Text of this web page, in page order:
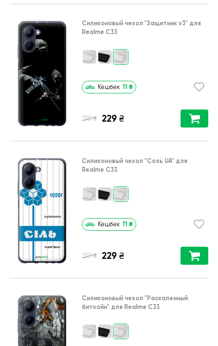
Силиконовый чехол "Защитник v3" для
Realme C33
Кешбек 11 ₴
330 ₴ 229 ₴
Силиконовый чехол "Соль UA" для
Realme C33
Кешбек 11 ₴
330 ₴ 229 ₴
Силиконовый чехол "Раскаленный
биткойн" для Realme C33